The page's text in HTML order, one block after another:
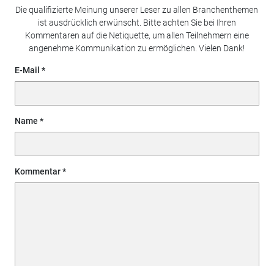
Die qualifizierte Meinung unserer Leser zu allen Branchenthemen
ist ausdrücklich erwünscht. Bitte achten Sie bei Ihren
Kommentaren auf die Netiquette, um allen Teilnehmern eine
angenehme Kommunikation zu ermöglichen. Vielen Dank!
E-Mail
Name
Kommentar